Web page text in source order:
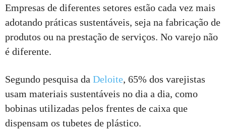
Empresas de diferentes setores estão cada vez mais
adotando práticas sustentáveis, seja na fabricação de
produtos ou na prestação de serviços. No varejo não
é diferente.
Segundo pesquisa da Deloite, 65% dos varejistas
usam materiais sustentáveis no dia a dia, como
bobinas utilizadas pelos frentes de caixa que
dispensam os tubetes de plástico.